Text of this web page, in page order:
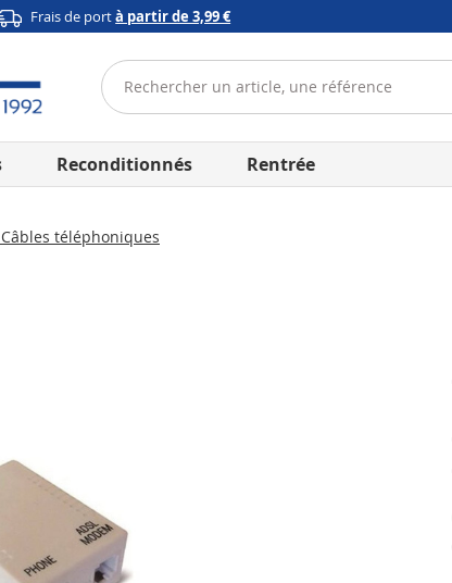
Frais de portà partir de 3,99 €
Reconditionnés Rentrée
Câbles téléphoniques